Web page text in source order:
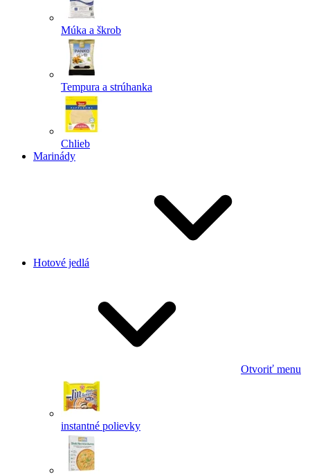
Múka a škrob
Tempura a strúhanka
Chlieb
Marinády
Hotové jedlá
Otvoriť menu
instantné polievky